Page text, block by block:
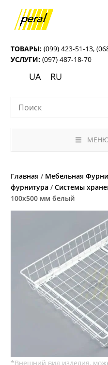
ТОВАРЫ: (099) 423-51-13,
УСЛУГИ: (097) 487-18-70
UA RU
Главная / Мебельная
фурнитура /Системы
100х500 мм белый